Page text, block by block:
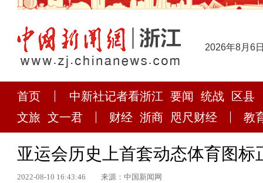
2026年8月6
首页 中新社记者看浙江 要闻 统战
区县
文旅 文一君 财经 浙商 咫尺财经 教
亚运会历史上首套动态体育图标
2022-08-10 16:43:46 来源：中国新闻网